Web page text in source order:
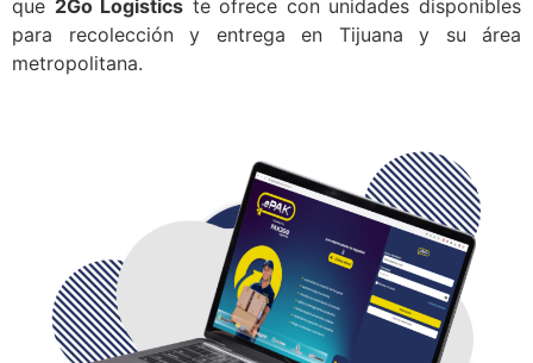
que 2Go Logistics te ofrece con unidades disponibles
para recolección y entrega en Tijuana y su área
metropolitana.